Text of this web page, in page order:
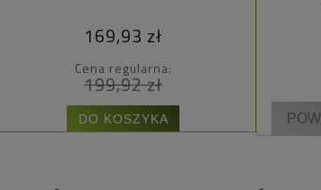
169,93 zł
Cena regularna:
199,92 zł
DO KOSZYKA